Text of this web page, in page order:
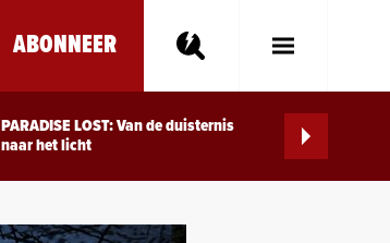
ABONNEER
Toggle
PARADISE LOST: Van de duisternis
naar het licht